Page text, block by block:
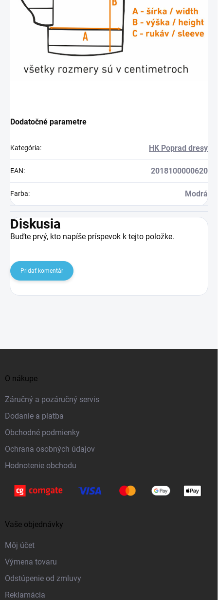
Dodatočné parametre
Kategória: HK Poprad dresy
EAN: 2018100000620
Farba: Modrá
Diskusia
Buďte prvý, kto napíše príspevok k tejto položke.
Pridať komentár
p
ä
e
O nákupe
Záručný a pozáručný servis
Dodanie a platba
Obchodné podmienky
Ochrana osobných údajov
Hodnotenie obchodu
Vaše objednávky
Môj účet
Výmena tovaru
Odstúpenie od zmluvy
Reklamácia